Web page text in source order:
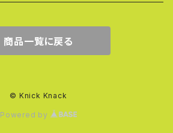
商品一覧に戻る
© Knick Knack
Powered by